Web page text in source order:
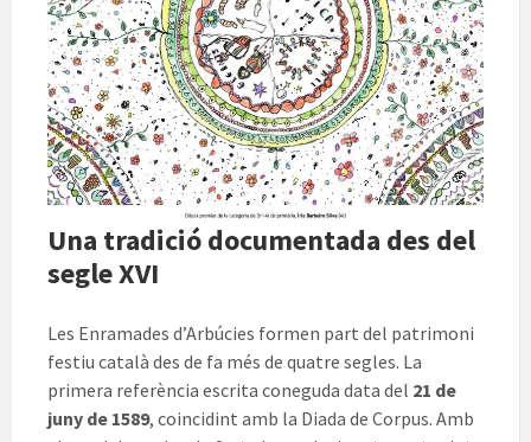
Una tradició documentada des del
segle XVI
Les Enramades d’Arbúcies formen part del patrimoni
festiu català des de fa més de quatre segles. La
primera referència escrita coneguda data del 21 de
juny de 1589, coincidint amb la Diada de Corpus. Amb